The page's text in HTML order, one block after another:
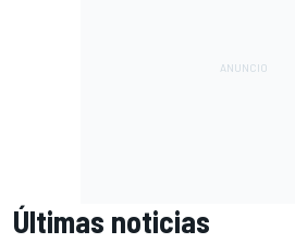
Últimas noticias